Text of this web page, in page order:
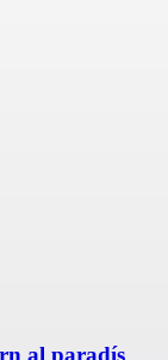
al paradís